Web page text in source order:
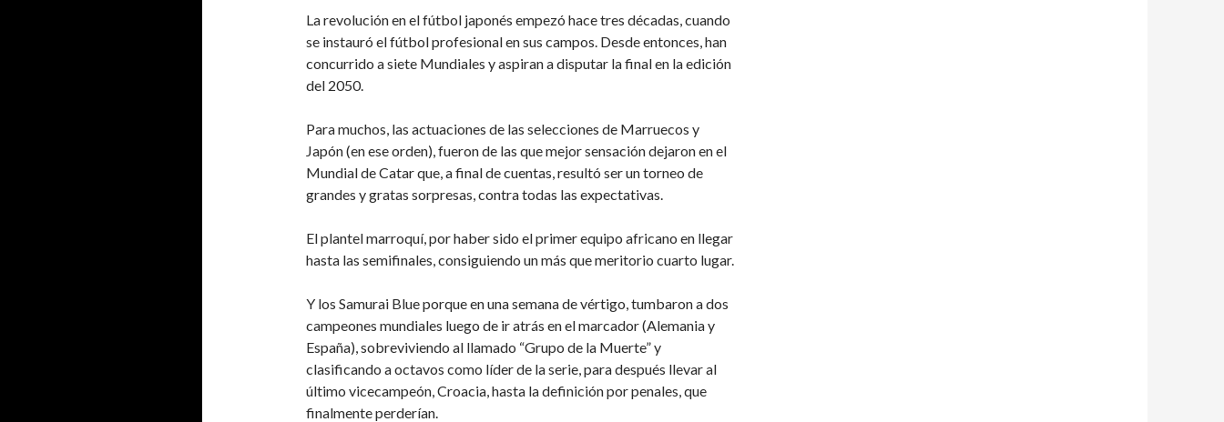
La revolución en el fútbol japonés empezó hace tres décadas, cuando
se instauró el fútbol profesional en sus campos. Desde entonces, han
concurrido a siete Mundiales y aspiran a disputar la final en la edición
del 2050.
Para muchos, las actuaciones de las selecciones de Marruecos y
Japón (en ese orden), fueron de las que mejor sensación dejaron en el
Mundial de Catar que, a final de cuentas, resultó ser un torneo de
grandes y gratas sorpresas, contra todas las expectativas.
El plantel marroquí, por haber sido el primer equipo africano en llegar
hasta las semifinales, consiguiendo un más que meritorio cuarto lugar.
Y los Samurai Blue porque en una semana de vértigo, tumbaron a dos
campeones mundiales luego de ir atrás en el marcador (Alemania y
España), sobreviviendo al llamado “Grupo de la Muerte” y
clasificando a octavos como líder de la serie, para después llevar al
último vicecampeón, Croacia, hasta la definición por penales, que
finalmente perderían.